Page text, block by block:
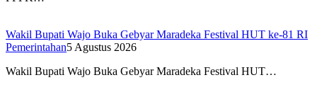
Wakil Bupati Wajo Buka Gebyar Maradeka Festival HUT ke-81 RI
Pemerintahan5 Agustus 2026
Wakil Bupati Wajo Buka Gebyar Maradeka Festival HUT…